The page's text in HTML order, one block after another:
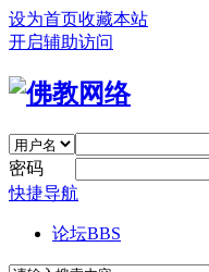
设为首页收藏本站
开启辅助访问
密码
快捷导航
论坛BBS